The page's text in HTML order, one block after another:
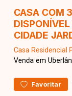
CASA COM
CIDADE
Casa Residencial
Venda em
Favoritar